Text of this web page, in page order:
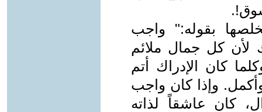
بقوله:" واجب
كل جمال ملائم
كان الإدراك أتم
وإذا كان واجب
كان عاشقاً لذاته